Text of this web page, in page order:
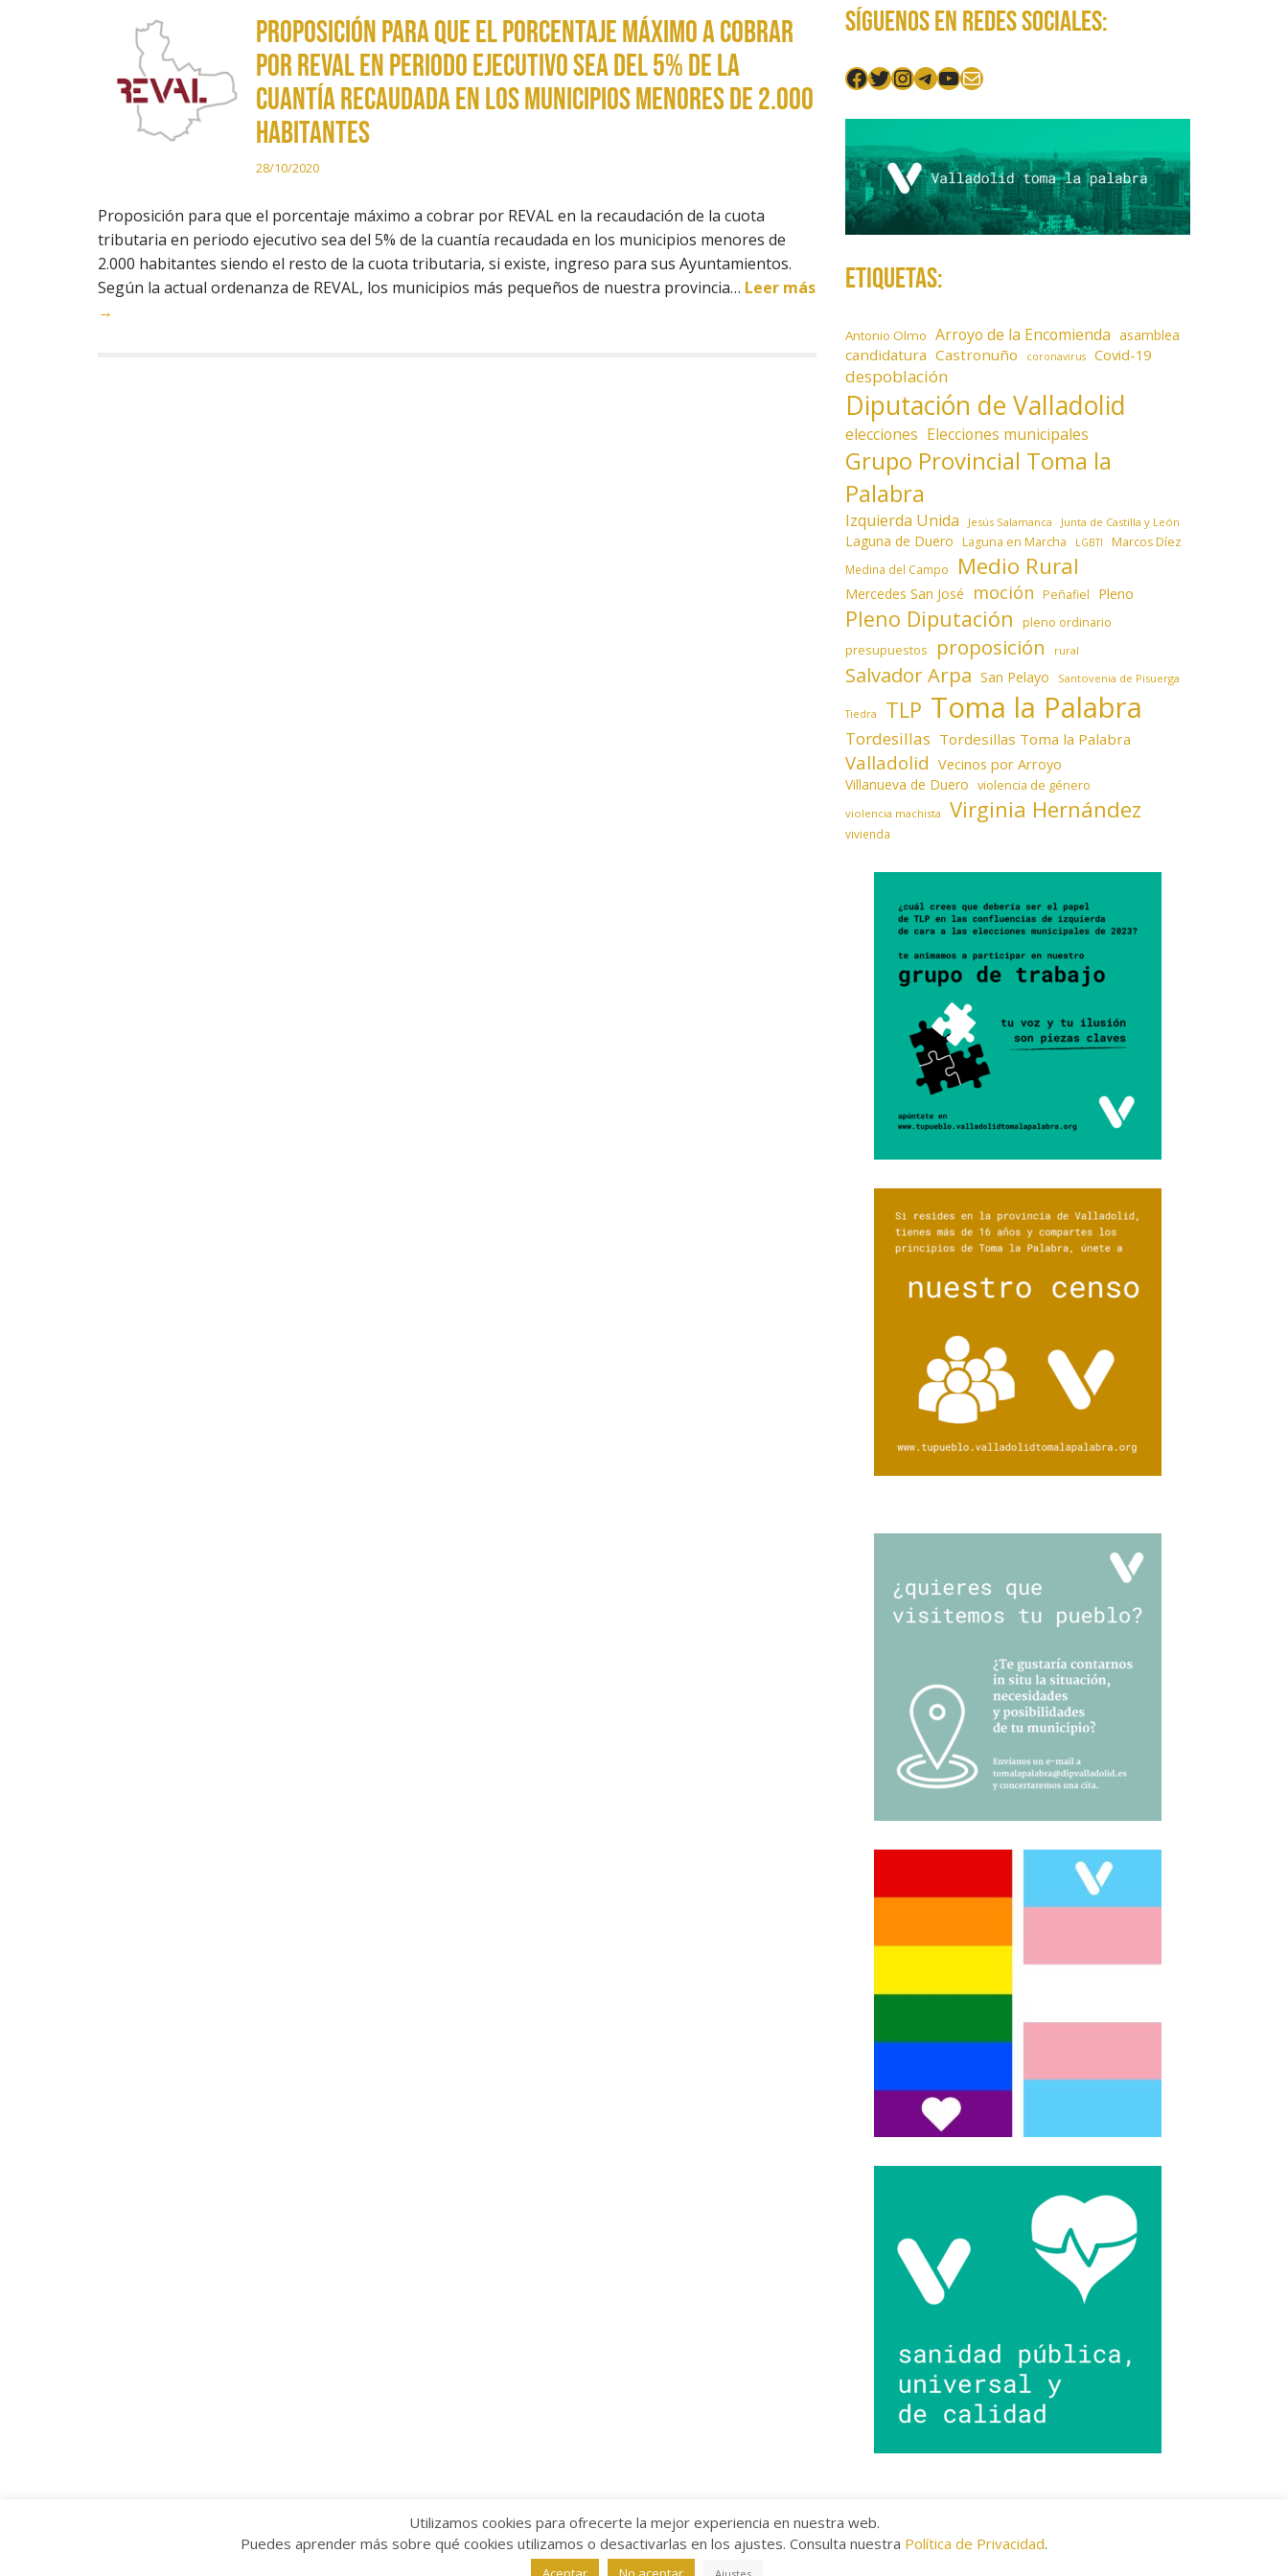
Proposición para que el porcentaje máximo a cobrar
por REVAL en periodo ejecutivo sea del 5% de la
cuantía recaudada en los municipios menores de 2.000
habitantes
28/10/2020
Proposición para que el porcentaje máximo a cobrar por REVAL en la recaudación de la cuota
tributaria en periodo ejecutivo sea del 5% de la cuantía recaudada en los municipios menores de
2.000 habitantes siendo el resto de la cuota tributaria, si existe, ingreso para sus Ayuntamientos.
Según la actual ordenanza de REVAL, los municipios más pequeños de nuestra provincia… Leer más
→
Síguenos en redes sociales:
Facebook
Twitter
Instagram
Telegram
YouTube
Mail
Etiquetas:
Antonio Olmo Arroyo de la Encomienda asamblea
candidatura Castronuño coronavirus Covid-19
despoblación
Diputación de Valladolid
elecciones Elecciones municipales
Grupo Provincial Toma la
Palabra
Izquierda Unida Jesús Salamanca Junta de Castilla y León
Laguna de Duero Laguna en Marcha LGBTI Marcos Díez
Medina del Campo Medio Rural
Mercedes San José moción Peñafiel Pleno
Pleno Diputación pleno ordinario
presupuestos proposición rural
Salvador Arpa San Pelayo Santovenia de Pisuerga
Tiedra TLP Toma la Palabra
Tordesillas Tordesillas Toma la Palabra
Valladolid Vecinos por Arroyo
Villanueva de Duero violencia de género
violencia machista Virginia Hernández
vivienda
Aviso legal/Política de Privacidad /
Utilizamos cookies para ofrecerte la mejor experiencia en nuestra web.
Puedes aprender más sobre qué cookies utilizamos o desactivarlas en los ajustes. Consulta nuestra Política de Privacidad.